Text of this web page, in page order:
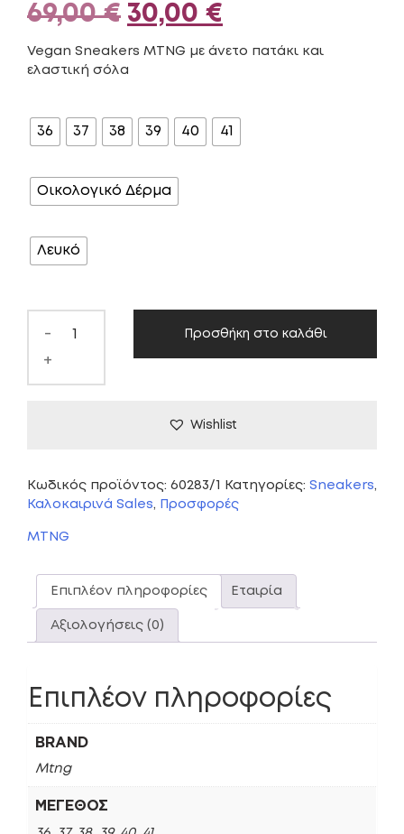
69,00€ Original
price
69,00 €.
30,00 €
τρέχουσα
είναι:
Vegan Sneakers MTNG με άνετο πατάκι και
ελαστική σόλα
36 37 38 39 40 41
Οικολογικό Δέρμα
Λευκό
-
+
Προσθήκη στο καλάθι
Wishlist
Κωδικός προϊόντος: 60283/1 Κατηγορίες: Sneakers,
Καλοκαιρινά Sales, Προσφορές
MTNG
Επιπλέον πληροφορίες Εταιρία
Αξιολογήσεις (0)
Επιπλέον πληροφορίες
BRAND
Mtng
ΜΈΓΕΘΟΣ